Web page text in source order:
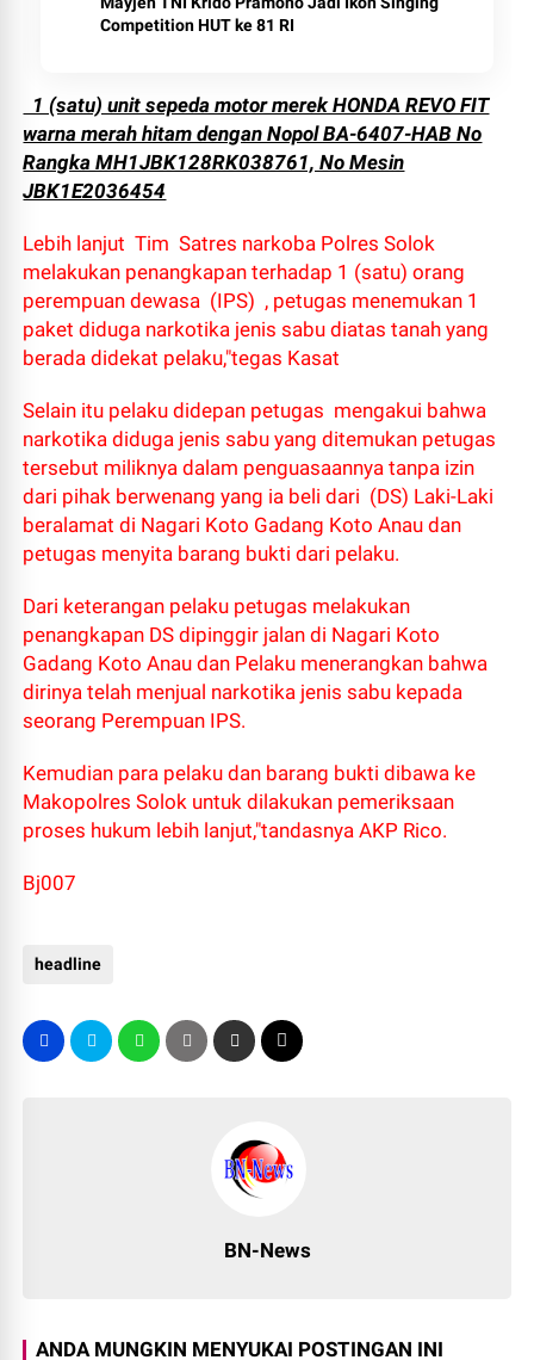
Competition HUT ke 81 RI
1 (satu) unit sepeda motor merek HONDA REVO FIT
warna merah hitam dengan Nopol BA-6407-HAB No
Rangka MH1JBK128RK038761, No Mesin
JBK1E2036454
Lebih lanjut Tim Satres narkoba Polres Solok
melakukan penangkapan terhadap 1 (satu) orang
perempuan dewasa (IPS) , petugas menemukan 1
paket diduga narkotika jenis sabu diatas tanah yang
berada didekat pelaku,"tegas Kasat
Selain itu pelaku didepan petugas mengakui bahwa
narkotika diduga jenis sabu yang ditemukan petugas
tersebut miliknya dalam penguasaannya tanpa izin
dari pihak berwenang yang ia beli dari (DS) Laki-Laki
beralamat di Nagari Koto Gadang Koto Anau dan
petugas menyita barang bukti dari pelaku.
Dari keterangan pelaku petugas melakukan
penangkapan DS dipinggir jalan di Nagari Koto
Gadang Koto Anau dan Pelaku menerangkan bahwa
dirinya telah menjual narkotika jenis sabu kepada
seorang Perempuan IPS.
Kemudian para pelaku dan barang bukti dibawa ke
Makopolres Solok untuk dilakukan pemeriksaan
proses hukum lebih lanjut,"tandasnya AKP Rico.
Bj007
headline
BN-News
ANDA MUNGKIN MENYUKAI POSTINGAN INI